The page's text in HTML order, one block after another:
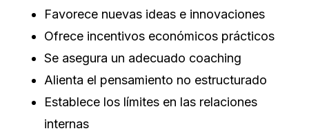
Favorece nuevas ideas e innovaciones
Ofrece incentivos económicos prácticos
Se asegura un adecuado coaching
Alienta el pensamiento no estructurado
Establece los límites en las relaciones
internas